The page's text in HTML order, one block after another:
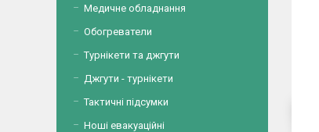
Медичне обладнання
Обогреватели
Турнікети та джгути
Джгути - турнікети
Тактичні підсумки
Ноші евакуаційні